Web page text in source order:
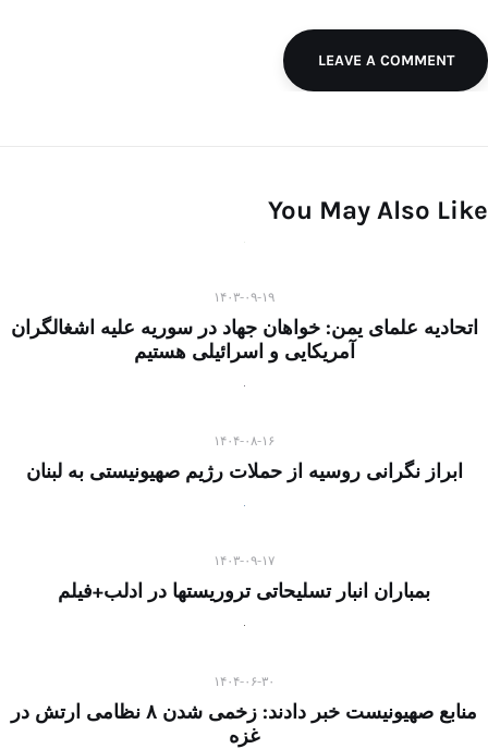
LEAVE A COMMENT
You May Also Like
۱۴۰۳-۰۹-۱۹
اتحادیه علمای یمن: خواهان جهاد در سوریه علیه اشغالگران
آمریکایی و اسرائیلی هستیم
۱۴۰۴-۰۸-۱۶
ابراز نگرانی روسیه از حملات رژیم صهیونیستی به لبنان
۱۴۰۳-۰۹-۱۷
بمباران انبار تسلیحاتی تروریستها در ادلب+فیلم
۱۴۰۴-۰۶-۳۰
منابع صهیونیست خبر دادند: زخمی شدن ۸ نظامی ارتش در
غزه